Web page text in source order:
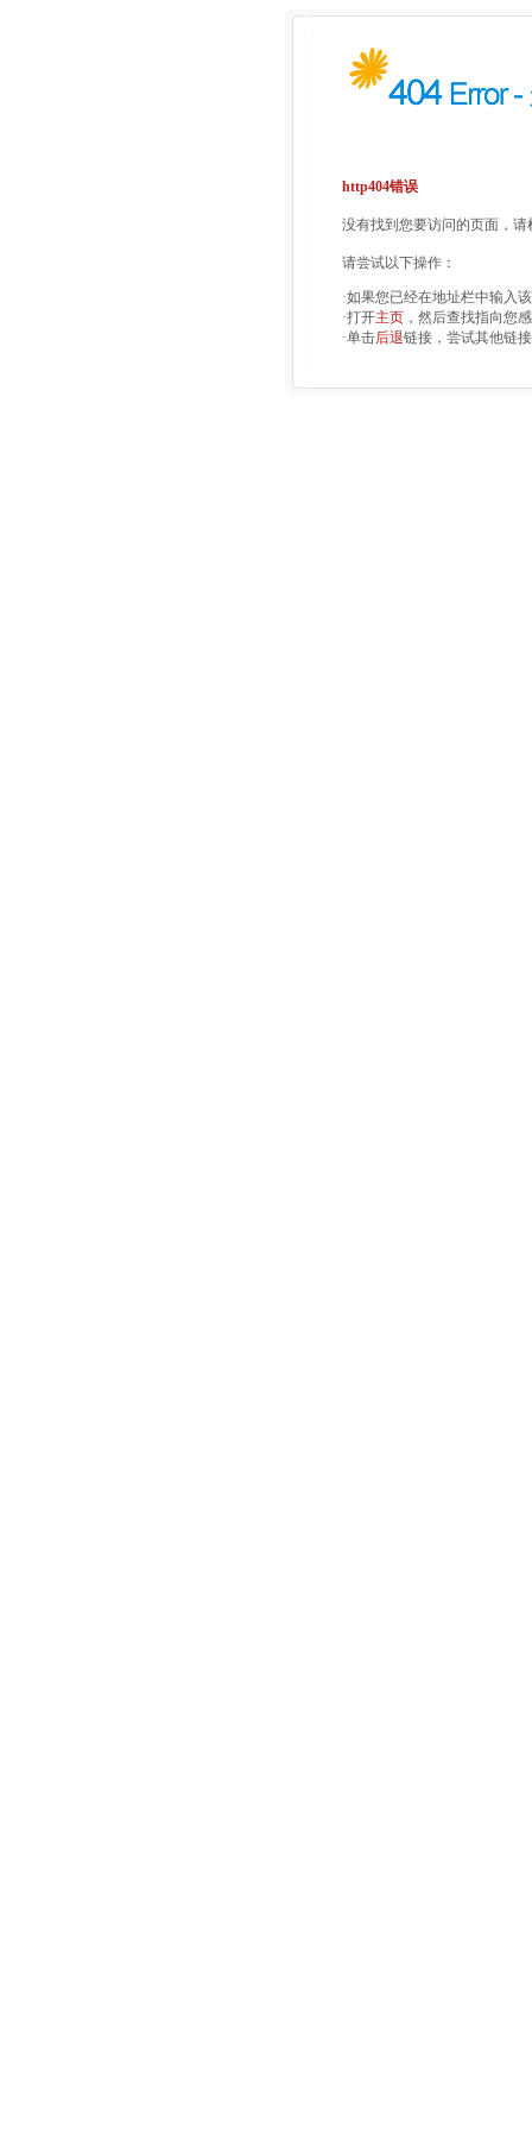
http404错误
没有找到您要访问的页面，
请尝试以下操作：
·如果您已经在地址栏中输入
·打开主页 ，然后查找指向您
·单击后退链接，尝试其他链